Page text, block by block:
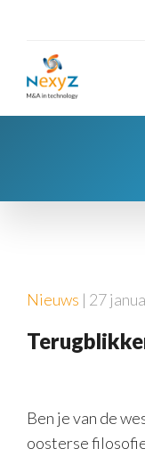
Nieuws | 27
Ben je van de
oosterse